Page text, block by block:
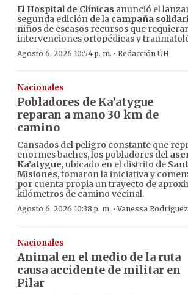
El Hospital de Clínicas anunció el
segunda edición de la campaña
niños de escasos recursos que
intervenciones ortopédicas y
Agosto 6, 2026 10:54 p. m. · Redacción ÚH
Nacionales
Pobladores de Ka’atygue
reparan a mano 30 km de
camino
Cansados del peligro constante que
enormes baches, los pobladores del
Ka’atygue, ubicado en el distrito de
Misiones, tomaron la iniciativa y
por cuenta propia un trayecto de
kilómetros de camino vecinal.
Agosto 6, 2026 10:38 p. m. ·Vanessa Rodríguez
Nacionales
Animal en el medio de la ruta
causa accidente de militar en
Pilar